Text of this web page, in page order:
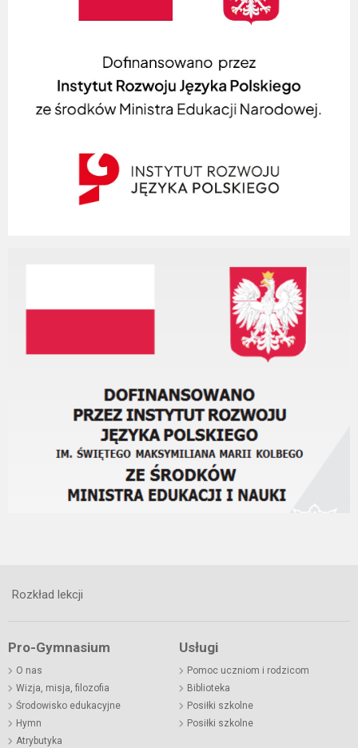
Rozkład lekcji
Pro-Gymnasium
O nas
Wizja, misja, filozofia
Środowisko edukacyjne
Hymn
Atrybutyka
Usługi
Pomoc uczniom i rodzicom
Biblioteka
Posiłki szkolne
Posiłki szkolne